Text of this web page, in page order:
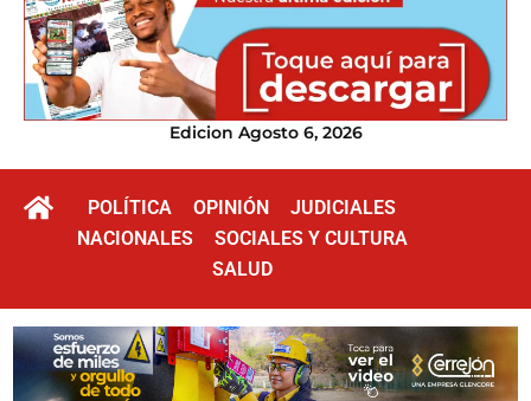
Edicion Agosto 6, 2026
POLÍTICA OPINIÓN
JUDICIALES
NACIONALES
SOCIALES Y CULTURA
SALUD